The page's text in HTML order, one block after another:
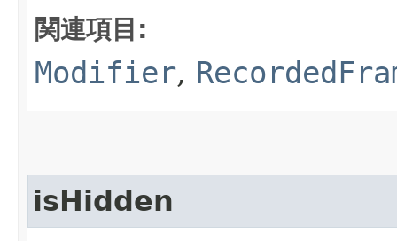
関連項目:
Modifier,
isHidden